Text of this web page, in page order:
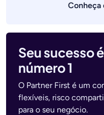
Conheça
Seu sucesso
número 1
O Partner First é um
flexíveis, risco
para o seu negócio.